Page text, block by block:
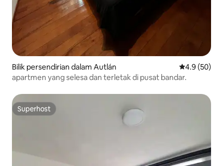
Bilik persendirian dalam Autlán Penarafan
4.9 (50)
apartmen yang selesa dan terletak di pusat bandar.
Superhost
Superhost